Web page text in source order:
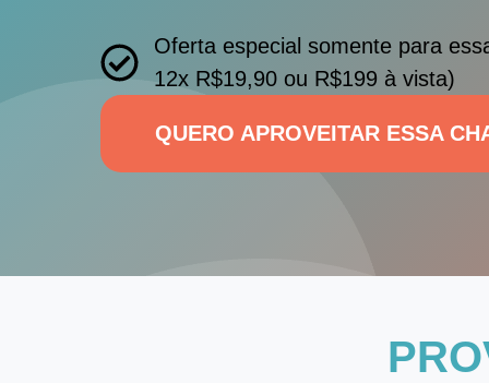
Oferta especial somente para
12x R$19,90 ou R$199 à vista)
QUERO APROVEITAR ESSA